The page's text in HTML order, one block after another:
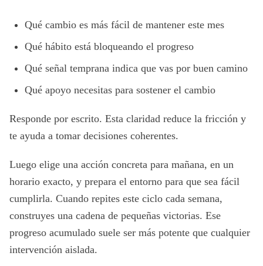
Qué cambio es más fácil de mantener este mes
Qué hábito está bloqueando el progreso
Qué señal temprana indica que vas por buen camino
Qué apoyo necesitas para sostener el cambio
Responde por escrito. Esta claridad reduce la fricción y
te ayuda a tomar decisiones coherentes.
Luego elige una acción concreta para mañana, en un
horario exacto, y prepara el entorno para que sea fácil
cumplirla. Cuando repites este ciclo cada semana,
construyes una cadena de pequeñas victorias. Ese
progreso acumulado suele ser más potente que cualquier
intervención aislada.